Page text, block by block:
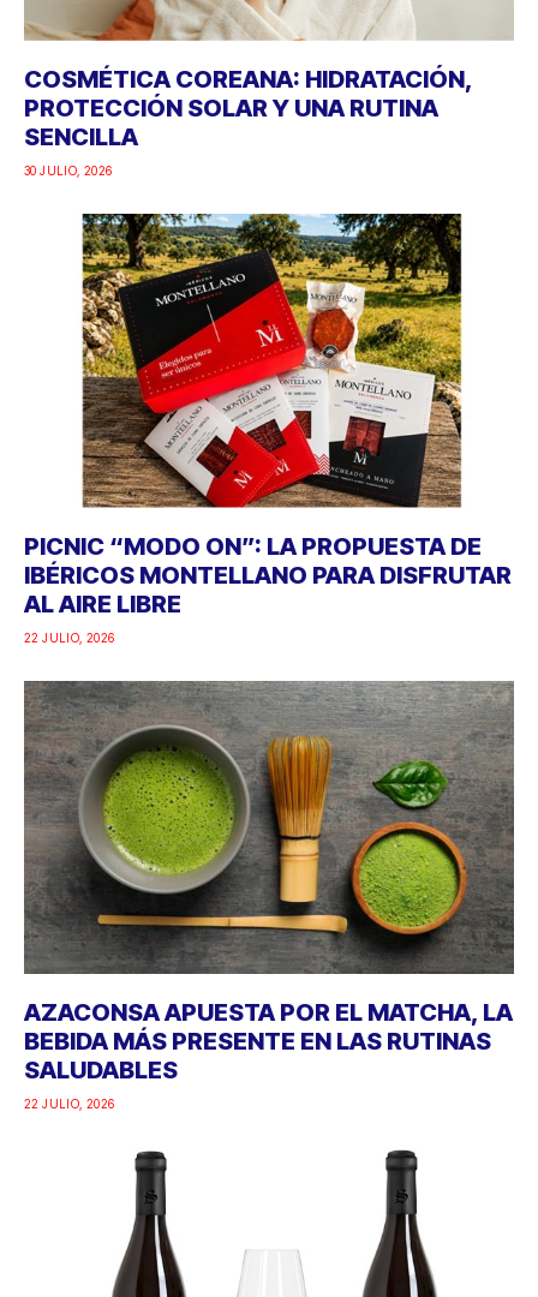
COSMÉTICA COREANA: HIDRATACIÓN,
PROTECCIÓN SOLAR Y UNA RUTINA
SENCILLA
30 JULIO, 2026
PICNIC “MODO ON”: LA PROPUESTA DE
IBÉRICOS MONTELLANO PARA DISFRUTAR
AL AIRE LIBRE
22 JULIO, 2026
AZACONSA APUESTA POR EL MATCHA, LA
BEBIDA MÁS PRESENTE EN LAS RUTINAS
SALUDABLES
22 JULIO, 2026